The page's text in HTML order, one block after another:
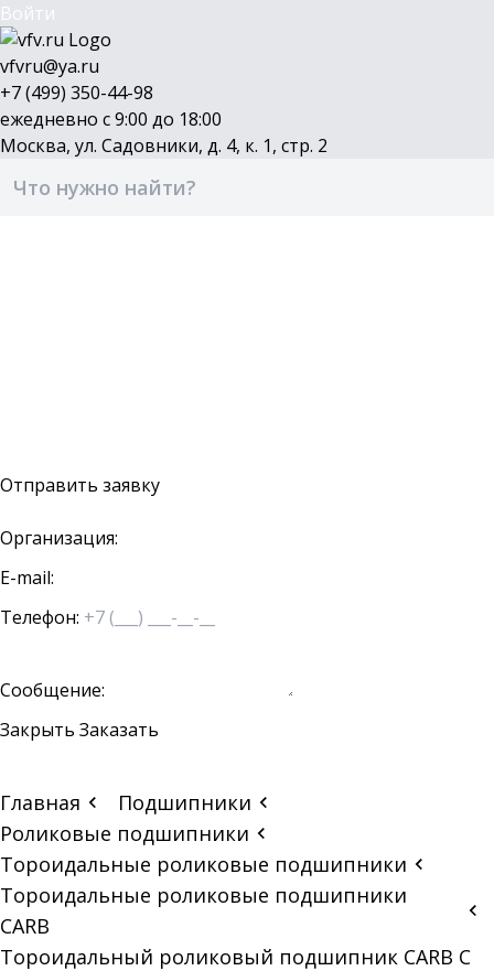
Войти
vfvru@ya.ru
+7 (499) 350-44-98
ежедневно с 9:00 до 18:00
Москва, ул. Садовники, д. 4, к. 1, стр. 2
Отправить заявку
Организация:
E-mail:
Телефон:
Сообщение:
Закрыть Заказать
Главная
Подшипники
Роликовые подшипники
Тороидальные роликовые подшипники
Тороидальные роликовые подшипники
CARB
Тороидальный роликовый подшипник CARB C